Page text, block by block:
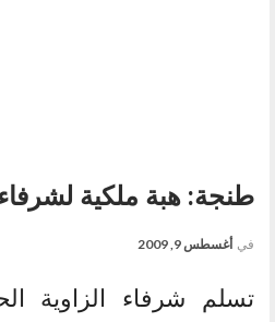
طنجة: هبة ملكية لشرفاء
في أغسطس 9, 2009
تسلم شرفاء الزاوية